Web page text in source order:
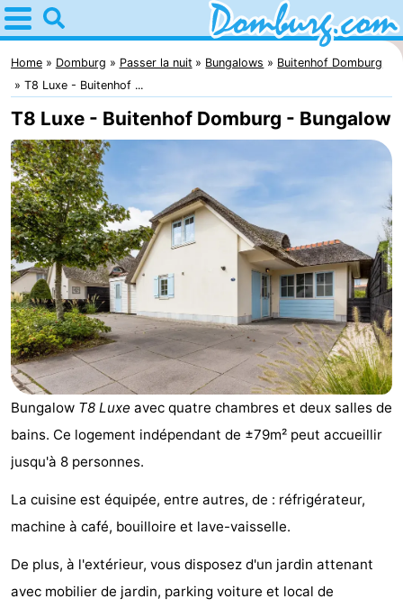
Home
Domburg
Astuces
Avec
les
enfants
Webcam
Webcam
Webcam
Plage
Passer
la
nuit
Appartements
-
Park
Loverendale
-
Résidence
Wijngaerde
Campings
Chambre
-
Home Domburg Passer la nuit Bungalows
Buitenhof Domburg
T8 Luxe - Buitenhof ...
T8 Luxe - Buitenhof Domburg - Bungalow
Bungalow T8 Luxe avec quatre chambres et deux salles de
bains. Ce logement indépendant de ±79m² peut accueillir
jusqu'à 8 personnes.
La cuisine est équipée, entre autres, de : réfrigérateur,
machine à café, bouilloire et lave-vaisselle.
De plus, à l'extérieur, vous disposez d'un jardin attenant
avec mobilier de jardin, parking voiture et local de